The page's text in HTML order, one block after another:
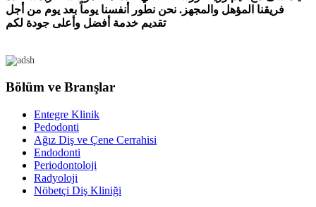
فريقنا المؤهل والمجهز. نحن نطور أنفسنا يوماً بعد يوم من أجل
تقديم خدمة أفضل وأعلى جودة لكم
Bölüm ve Branşlar
Entegre Klinik
Pedodonti
Ağız Diş ve Çene Cerrahisi
Endodonti
Periodontoloji
Radyoloji
Nöbetçi Diş Kliniği